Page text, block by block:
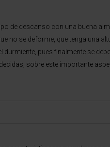
de descanso con una buena
no se deforme, que tenga una
durmiente, pues finalmente se
sobre este importante